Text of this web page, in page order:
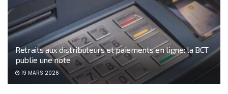
Retraits aux distributeurs et paiements en ligne: la BCT
publie une note
19 MARS 2026